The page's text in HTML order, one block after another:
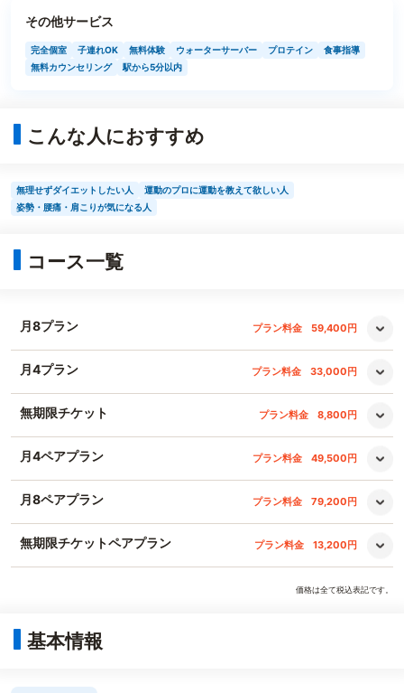
その他サービス
完全個室 子連れOK 無料体験 ウォーターサーバー プロテイン
食事指導
無料カウンセリング
駅から5分以内
こんな人におすすめ
無理せずダイエットしたい人
運動のプロに運動を教えて欲しい人
姿勢・腰痛・肩こりが気になる人
コース一覧
月8プラン プラン料金 59,400円
月4プラン プラン料金 33,000円
無期限チケット プラン料金 8,800円
月4ペアプラン プラン料金 49,500円
月8ペアプラン プラン料金 79,200円
無期限チケットペアプラン プラン料金 13,200円
価格は全て税込表記です。
基本情報